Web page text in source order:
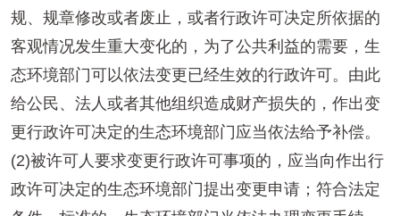
规、规章修改或者废止，或者行政许可决定所依据的
客观情况发生重大变化的，为了公共利益的需要，生
态环境部门可以依法变更已经生效的行政许可。由此
给公民、法人或者其他组织造成财产损失的，作出变
更行政许可决定的生态环境部门应当依法给予补偿。
(2)被许可人要求变更行政许可事项的，应当向作出行
政许可决定的生态环境部门提出变更申请；符合法定